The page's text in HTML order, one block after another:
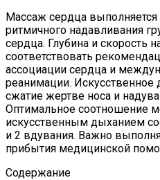
Массаж сердца
ритмичного надавливания
сердца. Глубина и скорость
соответствовать
ассоциации сердца и
реанимации.
сжатие жертве носа и
Оптимальное соотношение
искусственным дыханием
и 2 вдувания. Важно
прибытия медицинской
Содержание